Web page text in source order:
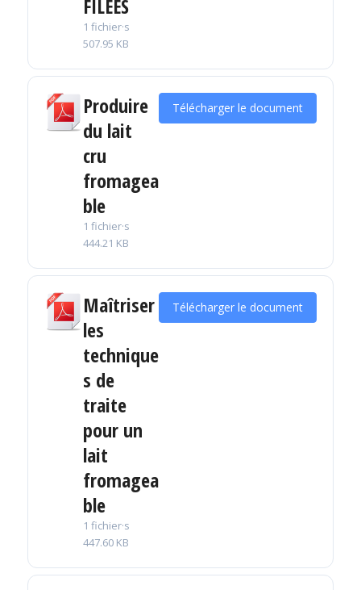
FILÉES
1 fichier·s
507.95 KB
Produire
du lait
cru
fromagea
ble
1 fichier·s
444.21 KB
Télécharger le document
Maîtriser
les
technique
s de
traite
pour un
lait
fromagea
ble
1 fichier·s
447.60 KB
Télécharger le document